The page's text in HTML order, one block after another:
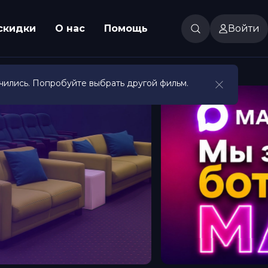
О нас Помощь Войти
Попробуйте выбрать другой фильм.